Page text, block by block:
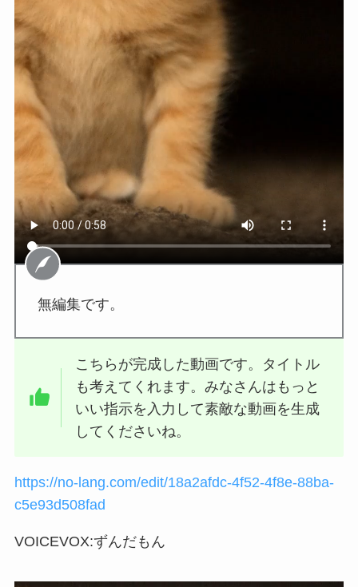
無編集です。
こちらが完成した動画です。タイトル
も考えてくれます。みなさんはもっと
いい指示を入力して素敵な動画を生成
してくださいね。
https://no-lang.com/edit/18a2afdc-4f52-4f8e-88ba-
c5e93d508fad
VOICEVOX:ずんだもん